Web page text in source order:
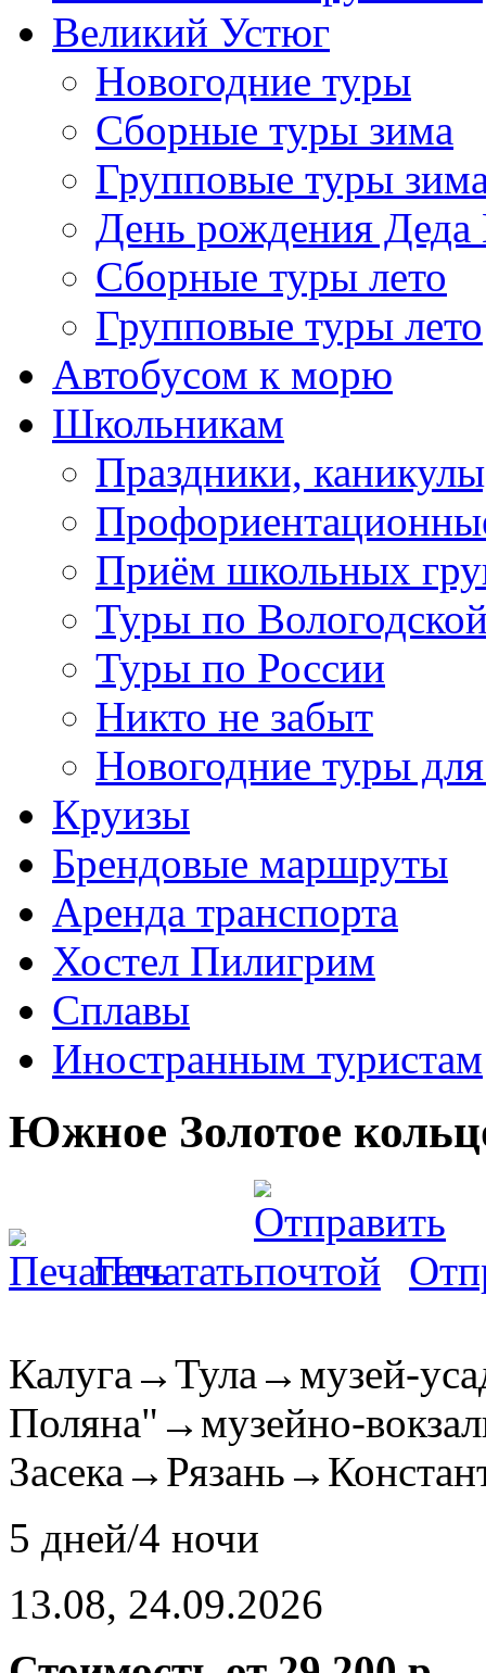
Великий Устюг
Новогодние туры
Сборные туры зима
Групповые туры
День рождения Деда
Сборные туры лето
Групповые туры лето
Автобусом к морю
Школьникам
Праздники,
Приём школьных
Туры по
Туры по России
Никто не забыт
Новогодние туры
Круизы
Брендовые маршруты
Аренда транспорта
Хостел Пилигрим
Сплавы
Иностранным туристам
Южное Золотое
Печатать
Калуга→Тула→музей-
Поляна"→музейно-
5 дней/4 ночи
13.08, 24.09.2026